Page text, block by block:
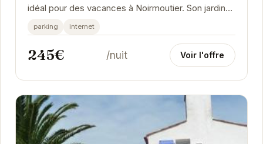
idéal pour des vacances à Noirmoutier. Son jardin
clos, l'accès wifi et la proximité des...
parking internet
245€ /nuit Voir l'offre